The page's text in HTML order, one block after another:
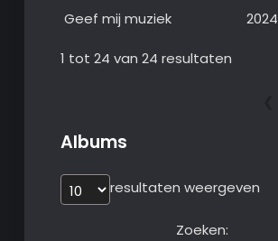
Geef mij muziek
2024
1 tot 24 van 24 resultaten
Albums
resultaten weergeven
Zoeken: